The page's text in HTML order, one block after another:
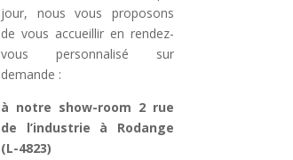
jour, nous vous proposons
de vous accueillir en rendez-
vous personnalisé sur
demande :
à notre show-room 2 rue
de l’industrie à Rodange
(L-4823)